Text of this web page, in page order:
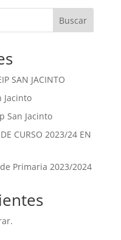
Buscar
SAN JACINTO
Jacinto
San Jacinto
CURSO 2023/24 EN
Primaria 2023/2024